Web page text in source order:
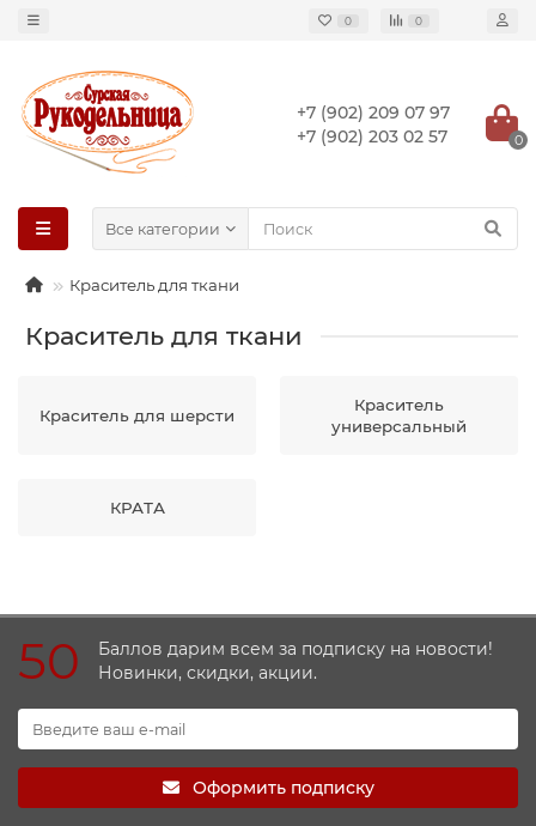
0 0
+7 (902) 209 07 97
+7 (902) 203 02 57
0
Все категории
Краситель для ткани
Краситель для ткани
Краситель для шерсти
Краситель
универсальный
КРАТА
50
Баллов дарим всем за подписку на новости!
Новинки, скидки, акции.
Оформить подписку